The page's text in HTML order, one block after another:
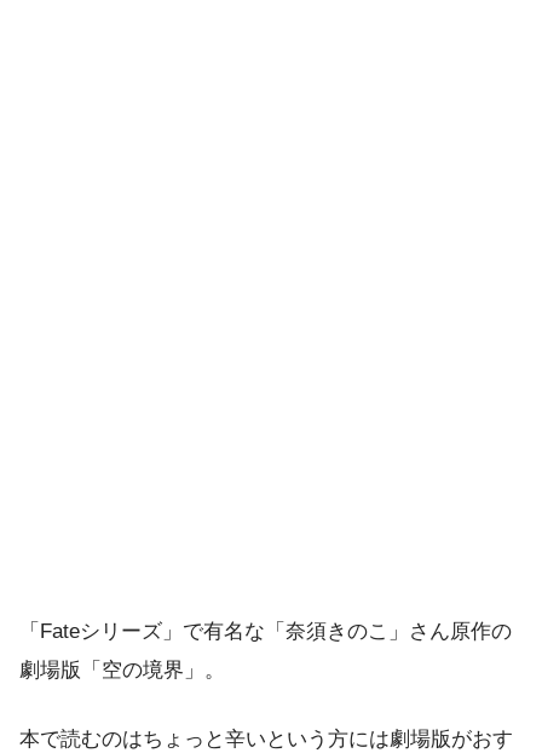
「Fateシリーズ」で有名な「奈須きのこ」さん原作の
劇場版「空の境界」。
本で読むのはちょっと辛いという方には劇場版がおす